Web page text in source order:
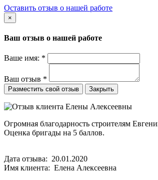
Оставить отзыв о нашей работе
×
Ваш отзыв о нашей работе
Ваше имя: *
Ваш отзыв *
Закрыть
Огромная благодарность строителям
Оценка бригады на 5 баллов.
Дата отзыва: 20.01.2020
Имя клиента: Елена Алексеевна